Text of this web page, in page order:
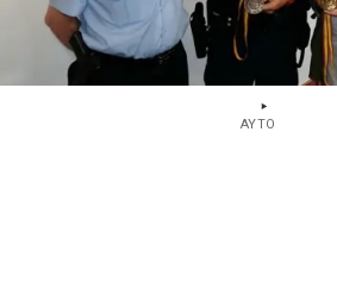
AYTO